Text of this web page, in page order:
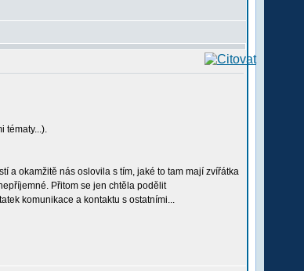
tématy...).
a okamžitě nás oslovila s tím, jaké to tam mají zvířátka
Přitom se jen chtěla podělit
komunikace a kontaktu s ostatními...